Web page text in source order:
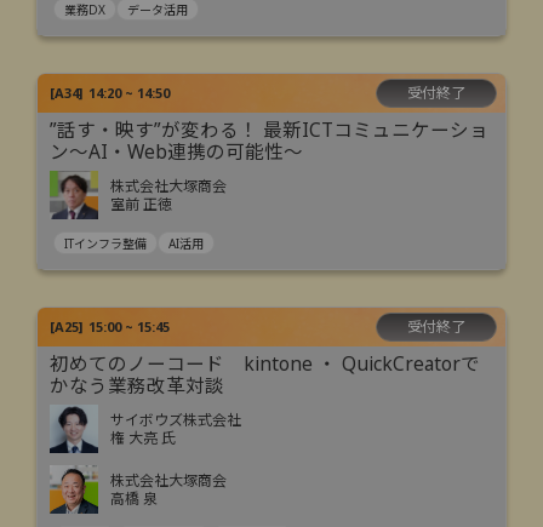
業務DX データ活用
[A34] 14:20 ~ 14:50 受付終了
”話す・映す”が変わる！ 最新ICTコミュニケーショ
ン～AI・Web連携の可能性～
株式会社大塚商会
室前 正徳
ITインフラ整備 AI活用
[A25] 15:00 ~ 15:45 受付終了
初めてのノーコード kintone ・ QuickCreatorで
かなう業務改革対談
サイボウズ株式会社
権 大亮 氏
株式会社大塚商会
高橋 泉